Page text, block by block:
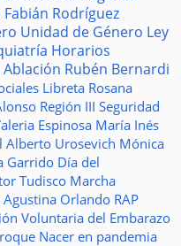
Fabián Rodríguez
Unidad de Género Ley
Horarios
Ablación Rubén Bernardi
Libreta Rosana
Región III Seguridad
Espinosa María Inés
Alberto Urosevich Mónica
Garrido Día del
Tudisco Marcha
Agustina Orlando RAP
Voluntaria del Embarazo
Nacer en pandemia